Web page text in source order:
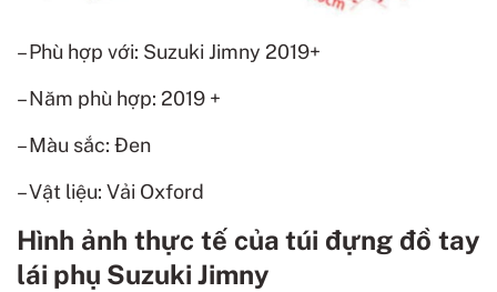
– Phù hợp với: Suzuki Jimny 2019+
– Năm phù hợp: 2019 +
– Màu sắc: Đen
– Vật liệu: Vải Oxford
Hình ảnh thực tế của túi đựng đồ tay
lái phụ Suzuki Jimny